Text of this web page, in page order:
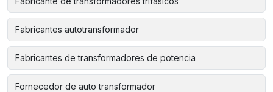
Fabricantes autotransformador
Fabricantes de transformadores de potencia
Fornecedor de auto transformador